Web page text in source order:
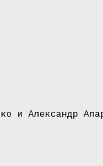
и Александр